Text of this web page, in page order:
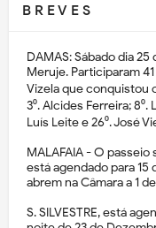
B R E V E S
DAMAS: Sábado dia
Meruje. Participaram
Vizela que conquistou
3⁰. Alcides Ferreira; 8⁰.
Luís Leite e 26⁰. José
MALAFAIA - O passeio
está agendado para
abrem na Câmara a 1
S. SILVESTRE, está